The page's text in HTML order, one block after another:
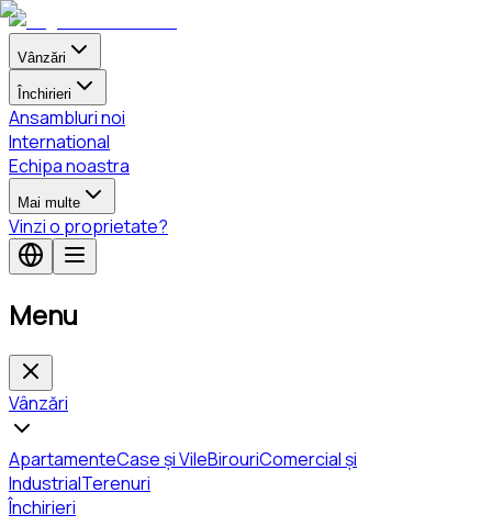
Vânzări
Închirieri
Ansambluri noi
International
Echipa noastra
Mai multe
Vinzi o proprietate?
Menu
Vânzări
ApartamenteCase și VileBirouriComercial și
IndustrialTerenuri
Închirieri